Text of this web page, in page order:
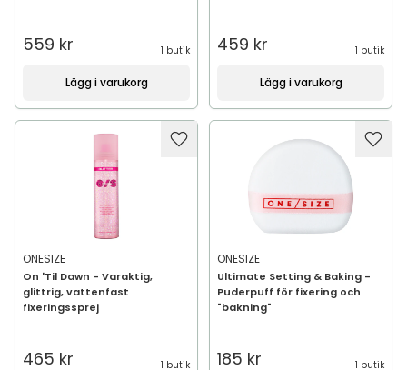
559 kr 1 butik
Lägg i varukorg
459 kr 1 butik
Lägg i varukorg
ONESIZE
On 'Til Dawn - Varaktig,
glittrig, vattenfast
fixeringssprej
465 kr 1 butik
ONESIZE
Ultimate Setting & Baking -
Puderpuff för fixering och
"bakning"
185 kr 1 butik